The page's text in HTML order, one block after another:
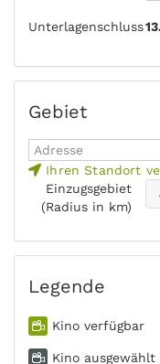
Unterlagenschluss
Gebiet
Ihren Standort
Einzugsgebiet
(Radius in km)
Legende
Kino verfügbar
Kino ausgewählt